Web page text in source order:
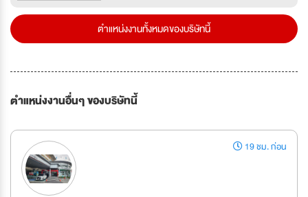
ตำแหน่งงานทั้งหมดของบริษัทนี้
ตำแหน่งงานอื่นๆ ของบริษัทนี้
19 ชม. ก่อน